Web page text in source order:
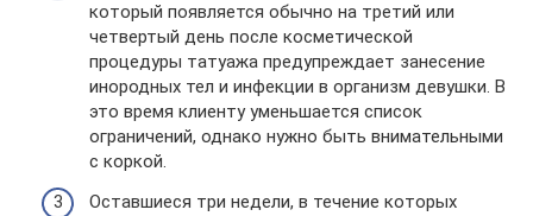
который появляется обычно на третий или
четвертый день после косметической
процедуры татуажа предупреждает занесение
инородных тел и инфекции в организм девушки. В
это время клиенту уменьшается список
ограничений, однако нужно быть внимательными
с коркой.
Оставшиеся три недели, в течение которых